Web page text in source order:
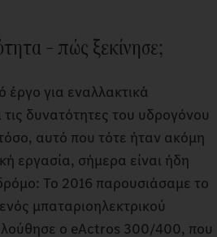
– πώς ξεκίνησε;
έργο για εναλλακτικά
δυνατότητες του υδρογόνου
αυτό που τότε ήταν ακόμη
εργασία, σήμερα είναι ήδη
Το 2016 παρουσιάσαμε το
μπαταριοηλεκτρικού
ο eActros 300/400, που